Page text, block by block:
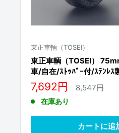
東正車輌（TOSEI）
東正車輌（TOSEI）
車/自在/ｽﾄｯﾊﾟｰ付/ｽﾃﾝﾚｽ
75RNB-S
販
売
価
格
7,692円 通
常
8,547円
在庫あり
カートに追